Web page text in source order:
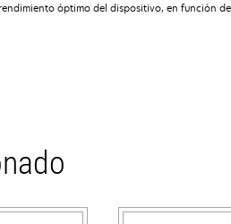
óptimo del dispositivo, en función